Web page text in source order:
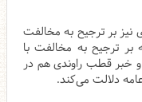
نیز بر ترجیح به مخالفت
بر ترجیح به مخالفت با
خبر قطب راوندی هم در
دلالت می‌کند.